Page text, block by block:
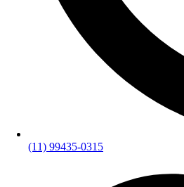
(11) 99435-0315